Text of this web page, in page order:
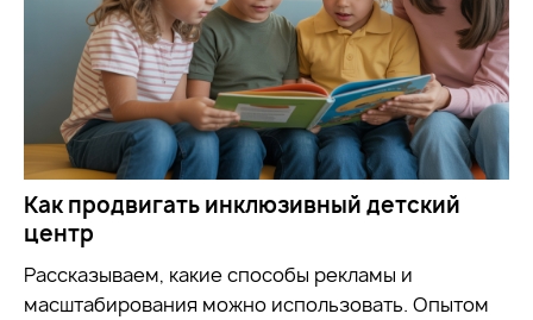
Как продвигать инклюзивный детский
центр
Рассказываем, какие способы рекламы и
масштабирования можно использовать. Опытом